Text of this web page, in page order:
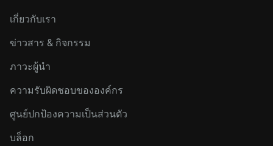
เกี่ยวกับเรา
ข่าวสาร & กิจกรรม
ภาวะผู้นำ
ความรับผิดชอบขององค์กร
ศูนย์ปกป้องความเป็นส่วนตัว
บล็อก